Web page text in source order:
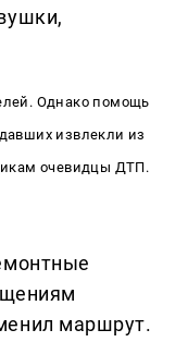
Однако помощь
извлекли из
очевидцы ДТП.
маршрут.